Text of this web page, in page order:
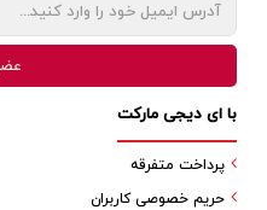
با ای دیجی مارکت
پرداخت متفرقه
حریم خصوصی کاربران